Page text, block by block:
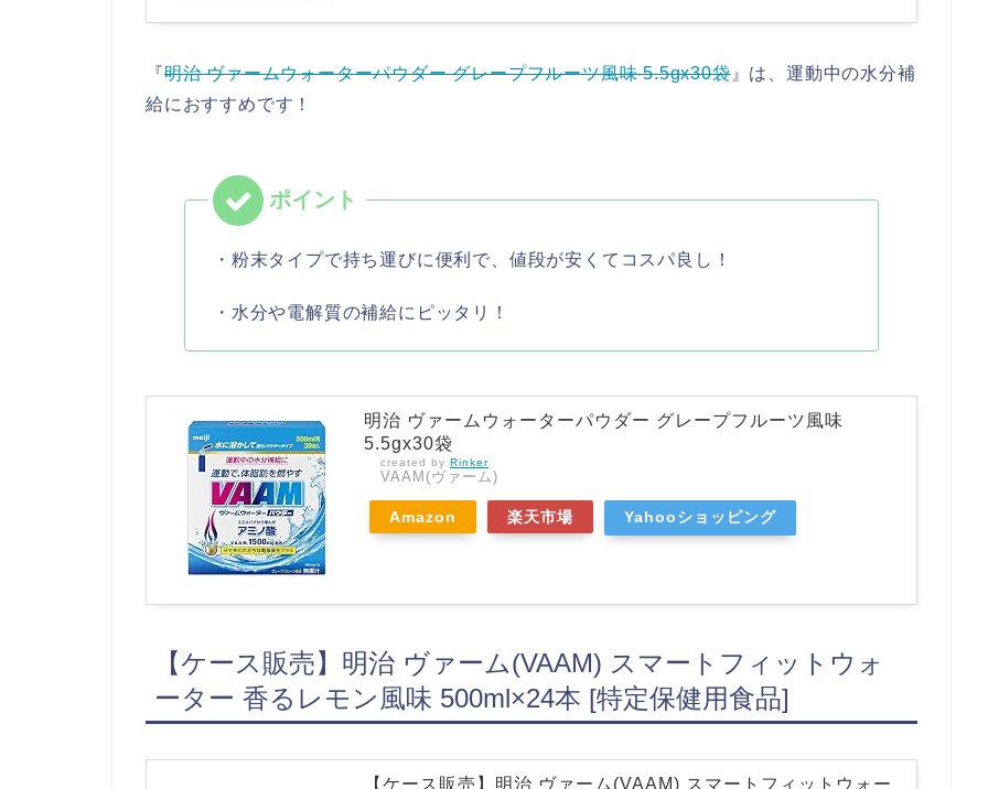
『明治 ヴァームウォーターパウダー グレープフルーツ風味 5.5gx30袋』は、運動中の水分補
給におすすめです！
・粉末タイプで持ち運びに便利で、値段が安くてコスパ良し！
・水分や電解質の補給にピッタリ！
明治 ヴァームウォーターパウダー グレープフルーツ風味
5.5gx30袋
created by Rinker
VAAM(ヴァーム)
Amazon 楽天市場 Yahooショッピング
【ケース販売】明治 ヴァーム(VAAM) スマートフィットウォ
ーター 香るレモン風味 500ml×24本 [特定保健用食品]
【ケース販売】明治 ヴァーム(VAAM) スマートフィットウォー